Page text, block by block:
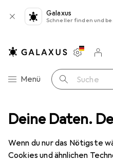
Deine Daten.
Wenn du nur das Nötigste
Cookies und ähnlichen
Galaxus
Schneller finden und
Navigation nach Kategorien
Menü Suche
Merklisten
Warenkorb
Alarmanlage RS PRO Halte-